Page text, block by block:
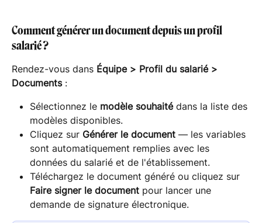
Comment générer un document depuis un profil
salarié ?
Rendez-vous dans Équipe > Profil du salarié >
Documents :
Sélectionnez le modèle souhaité dans la liste des
modèles disponibles.
Cliquez sur Générer le document — les variables
sont automatiquement remplies avec les
données du salarié et de l'établissement.
Téléchargez le document généré ou cliquez sur
Faire signer le document pour lancer une
demande de signature électronique.